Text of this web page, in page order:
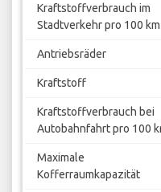
Kraftstoffverbrauch im
Stadtverkehr pro 100 km
Antriebsräder
Kraftstoff
Kraftstoffverbrauch bei
Autobahnfahrt pro 100
Maximale
Kofferraumkapazität